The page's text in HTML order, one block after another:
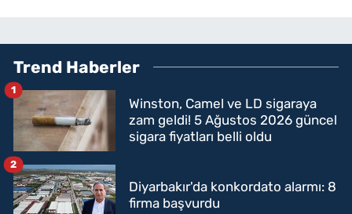
Trend Haberler
Winston, Camel ve LD sigaraya
zam geldi! 5 Ağustos 2026 güncel
sigara fiyatları belli oldu
1
Diyarbakır'da konkordato alarmı: 8
firma başvurdu
2